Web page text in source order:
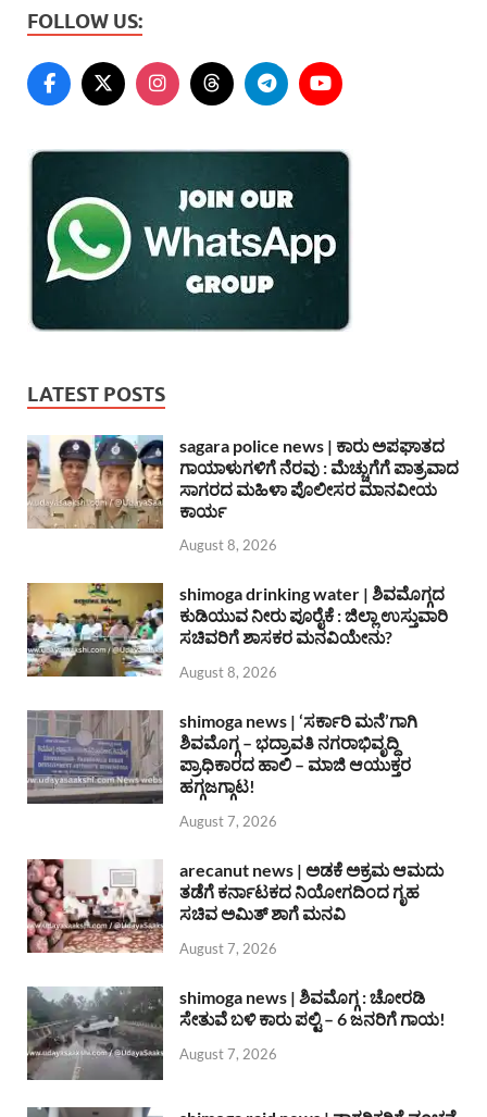
FOLLOW US:
LATEST POSTS
sagara police news | ಕಾರು ಅಪಘಾತದ
ಗಾಯಾಳುಗಳಿಗೆ ನೆರವು : ಮೆಚ್ಚುಗೆಗೆ ಪಾತ್ರವಾದ
ಸಾಗರದ ಮಹಿಳಾ ಪೊಲೀಸರ ಮಾನವೀಯ
ಕಾರ್ಯ
August 8, 2026
shimoga drinking water | ಶಿವಮೊಗ್ಗದ
ಕುಡಿಯುವ ನೀರು ಪೂರೈಕೆ : ಜಿಲ್ಲಾ ಉಸ್ತುವಾರಿ
ಸಚಿವರಿಗೆ ಶಾಸಕರ ಮನವಿಯೇನು?
August 8, 2026
shimoga news | ‘ಸರ್ಕಾರಿ ಮನೆ’ಗಾಗಿ
ಶಿವಮೊಗ್ಗ – ಭದ್ರಾವತಿ ನಗರಾಭಿವೃದ್ದಿ
ಪ್ರಾಧಿಕಾರದ ಹಾಲಿ – ಮಾಜಿ ಆಯುಕ್ತರ
ಹಗ್ಗಜಗ್ಗಾಟ!
August 7, 2026
arecanut news | ಅಡಕೆ ಅಕ್ರಮ ಆಮದು
ತಡೆಗೆ ಕರ್ನಾಟಕದ ನಿಯೋಗದಿಂದ ಗೃಹ
ಸಚಿವ ಅಮಿತ್ ಶಾಗೆ ಮನವಿ
August 7, 2026
shimoga news | ಶಿವಮೊಗ್ಗ : ಚೋರಡಿ
ಸೇತುವೆ ಬಳಿ ಕಾರು ಪಲ್ಟಿ – 6 ಜನರಿಗೆ ಗಾಯ!
August 7, 2026